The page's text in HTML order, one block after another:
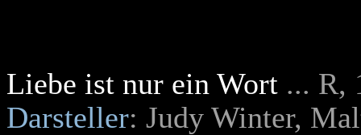
Liebe ist nur ein Wort ... R,
Darsteller: Judy Winter,